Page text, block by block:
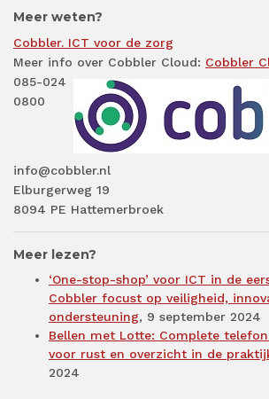
Meer weten?
Cobbler. ICT voor de zorg
Meer info over Cobbler Cloud: Cobbler
085-024
0800
info@cobbler.nl
Elburgerweg 19
8094 PE Hattemerbroek
Meer lezen?
‘One-stop-shop’ voor ICT in de
Cobbler focust op veiligheid,
ondersteuning, 9 september 2024
Bellen met Lotte: Complete
voor rust en overzicht in de
2024